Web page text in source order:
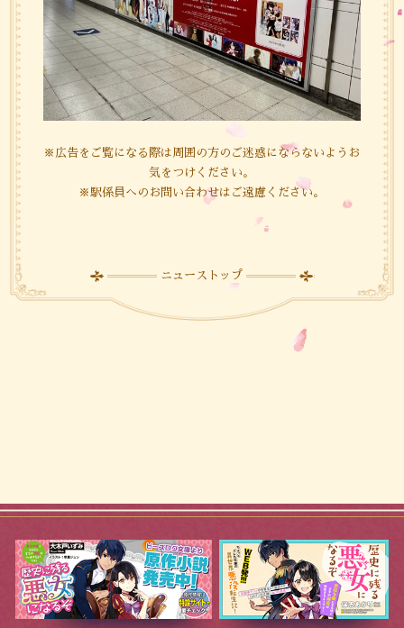
※広告をご覧になる際は周囲の方のご迷惑にならないようお
気をつけください。
※駅係員へのお問い合わせはご遠慮ください。
ニューストップ